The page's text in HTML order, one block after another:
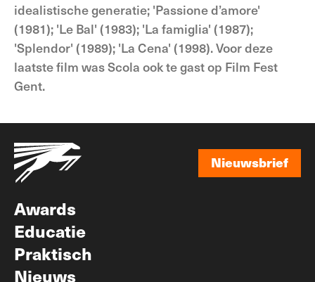
idealistische generatie; 'Passione d’amore'
(1981); 'Le Bal' (1983); 'La famiglia' (1987);
'Splendor' (1989); 'La Cena' (1998). Voor deze
laatste film was Scola ook te gast op Film Fest
Gent.
Nieuwsbrief
Awards
Educatie
Praktisch
Nieuws